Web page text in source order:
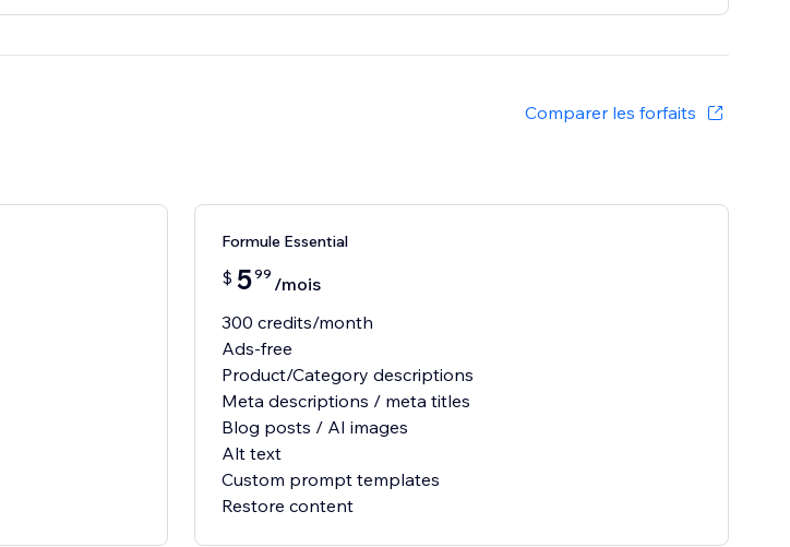
Comparer les forfaits
Formule Essential
$ 599 /mois
300 credits/month
Ads-free
Product/Category descriptions
Meta descriptions / meta titles
Blog posts / AI images
Alt text
Custom prompt templates
Restore content